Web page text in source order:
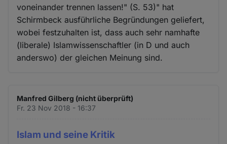
voneinander trennen lassen!" (S. 53)" hat
Schirmbeck ausführliche Begründungen geliefert,
wobei festzuhalten ist, dass auch sehr namhafte
(liberale) Islamwissenschaftler (in D und auch
anderswo) der gleichen Meinung sind.
Manfred Gilberg (nicht überprüft)
Fr. 23 Nov 2018 - 16:37
Islam und seine Kritik